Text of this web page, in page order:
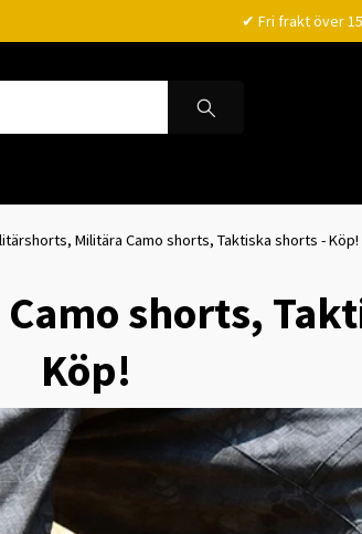
✔ Fri frakt över
Militära Camo shorts, Taktiska shorts - Köp!
shorts,
Köp!